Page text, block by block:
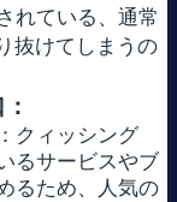
れている、通常
抜けてしまうの
：クィッシング
るサービスやブ
るため、人気の